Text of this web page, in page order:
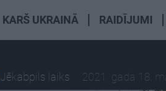
KARŠ UKRAINĀ RAIDĪJUMI
Jēkabpils laiks 2021. gada 18.